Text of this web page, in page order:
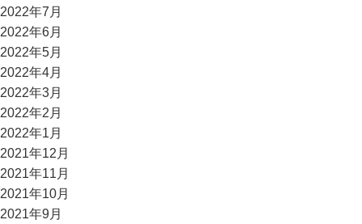
2022年7月
2022年6月
2022年5月
2022年4月
2022年3月
2022年2月
2022年1月
2021年12月
2021年11月
2021年10月
2021年9月